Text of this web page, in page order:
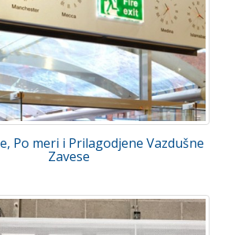
Po meri i Prilagodjene Vazdušne
Zavese